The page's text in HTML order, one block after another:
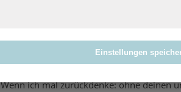
Wenn ich mal zurückdenke: ohne deinen
Einstellungen